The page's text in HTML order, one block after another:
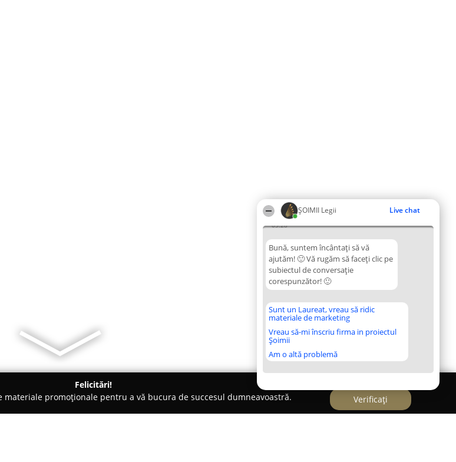
ȘOIMII Legii Live chat
05:28
Bună, suntem încântați să vă
ajutăm! 🙂 Vă rugăm să faceți clic pe
subiectul de conversație
corespunzător! 🙂
Sunt un Laureat, vreau să ridic
materiale de marketing
Vreau să-mi înscriu firma in proiectul
Șoimii
Am o altă problemă
Felicitări!
promoționale pentru a vă bucura de succesul dumneavoastră.
Verificați